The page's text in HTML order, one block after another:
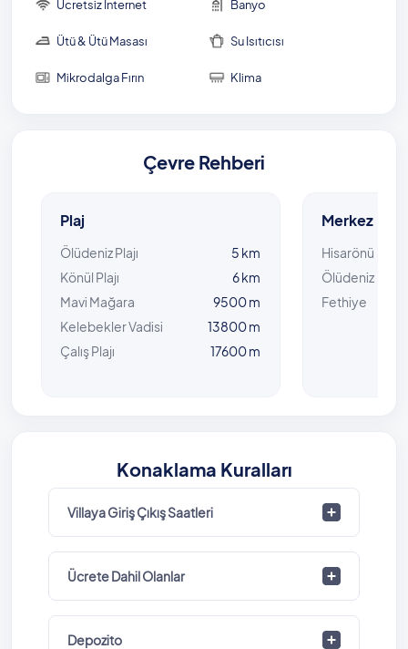
Ücretsiz İnternet Banyo
Ütü & Ütü Masası Su Isıtıcısı
Mikrodalga Fırın Klima
Çevre Rehberi
Plaj
Ölüdeniz Plajı
5 km
Könül Plajı
6 km
Mavi Mağara
9500 m
Kelebekler Vadisi
13800 m
Çalış Plajı
17600 m
Merkez
Hisarönü
Ölüdeniz
Fethiye
Konaklama Kuralları
Villaya Giriş Çıkış Saatleri
Ücrete Dahil Olanlar
Depozito